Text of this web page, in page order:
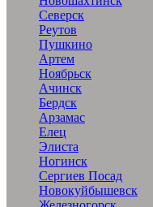
Северск
Реутов
Пушкино
Артем
Ноябрьск
Ачинск
Бердск
Арзамас
Елец
Элиста
Ногинск
Сергиев Посад
Новокуйбышевск